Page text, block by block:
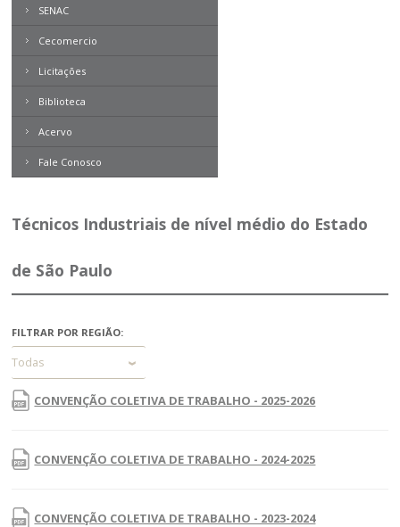
SENAC
Cecomercio
Licitações
Biblioteca
Boletim Direito
Contemporâneo
Revista Problemas Brasileiros
Livros
Expresso MEI
Acervo
Fale Conosco
Técnicos Industriais de nível médio do Estado
de São Paulo
FILTRAR POR REGIÃO:
Todas
CONVENÇÃO COLETIVA DE TRABALHO - 2025-2026
CONVENÇÃO COLETIVA DE TRABALHO - 2024-2025
CONVENÇÃO COLETIVA DE TRABALHO - 2023-2024